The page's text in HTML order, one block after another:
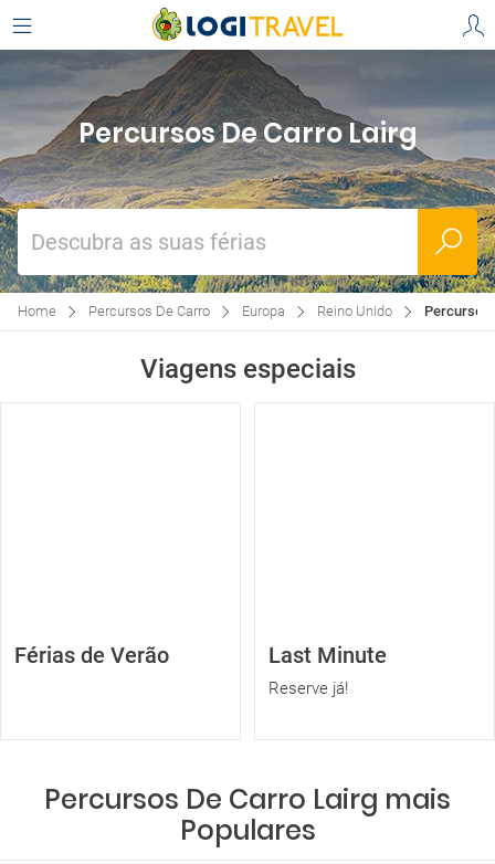
Percursos De Carro Lairg
Descubra as suas férias
Home Percursos De Carro Europa Reino Unido Percursos
Viagens especiais
Férias de Verão Last Minute
Reserve já!
Percursos De Carro Lairg mais
Populares